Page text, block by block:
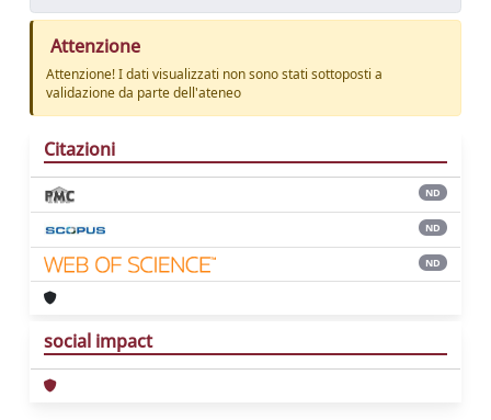
Attenzione
Attenzione! I dati visualizzati non sono stati sottoposti a
validazione da parte dell'ateneo
Citazioni
ND
ND
ND
social impact